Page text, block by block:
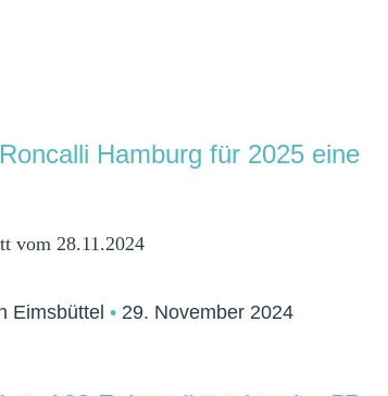
Hamburg für 2025 eine
vom 28.11.2024
Eimsbüttel 29. November 2024